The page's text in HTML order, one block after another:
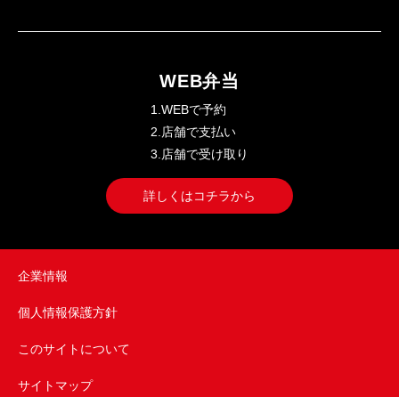
WEB弁当
1.WEBで予約
2.店舗で支払い
3.店舗で受け取り
詳しくはコチラから
企業情報
個人情報保護方針
このサイトについて
サイトマップ